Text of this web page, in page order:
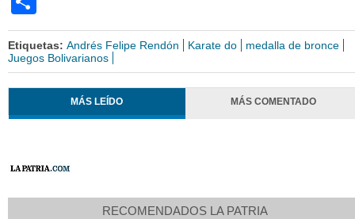
Etiquetas: Andrés Felipe Rendón Karate do
medalla de bronce
Juegos Bolivarianos
MÁS LEÍDO MÁS COMENTADO
RECOMENDADOS LA PATRIA